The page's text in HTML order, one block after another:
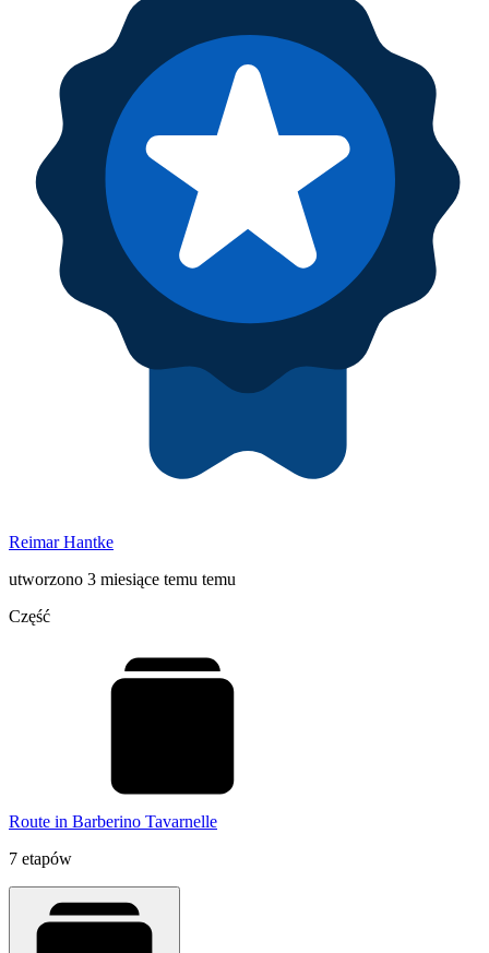
Reimar Hantke
utworzono 3 miesiące temu temu
Część
Route in Barberino Tavarnelle
7 etapów